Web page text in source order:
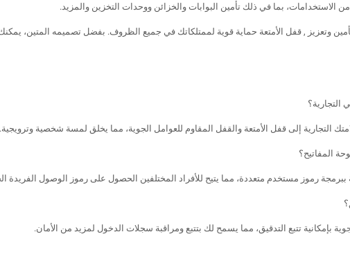
بما في ذلك تأمين البوابات والخزائن ووحدات التخزين والمزيد.
وتعزيز , قفل الأمتعة حماية قوية لممتلكاتك في جميع الظروف. بفضل تصميمه المتين، يمكنك
التجارية إلى قفل الأمتعة والقفل المقاوم للعوامل الجوية، مما يخلق لمسة شخصية وترويجية.
المفاتيح؟
رموز مستخدم متعددة، مما يتيح للأفراد المختلفين الحصول على رموز الوصول الفريدة
بإمكانية تتبع التدقيق، مما يسمح لك بتتبع ومراقبة سجلات الدخول لمزيد من الأمان.